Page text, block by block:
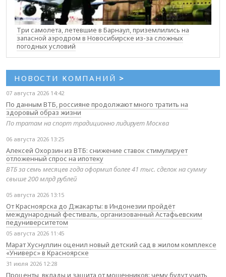
Три самолета, летевшие в Барнаул, приземлились на
запасной аэродром в Новосибирске из-за сложных
погодных условий
НОВОСТИ КОМПАНИЙ >
07 августа 2026 14:42
По данным ВТБ, россияне продолжают много тратить на
здоровый образ жизни
По тратам на спорт традиционно лидирует Москва
06 августа 2026 13:25
Алексей Охорзин из ВТБ: снижение ставок стимулирует
отложенный спрос на ипотеку
ВТБ за семь месяцев года оформил более 41 тыс. сделок на сумму
свыше 200 млрд рублей
05 августа 2026 13:15
От Красноярска до Джакарты: в Индонезии пройдёт
международный фестиваль, организованный Астафьевским
педуниверситетом
05 августа 2026 11:45
Марат Хуснуллин оценил новый детский сад в жилом комплексе
«Универс» в Красноярске
31 июля 2026 12:28